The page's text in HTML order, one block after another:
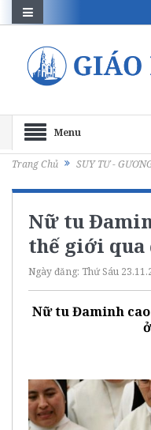
Menu
Trang Chủ SUY TƯ -
Nữ tu
thế giới qua
Ngày đăng: Thứ Sáu
Nữ tu Đaminh